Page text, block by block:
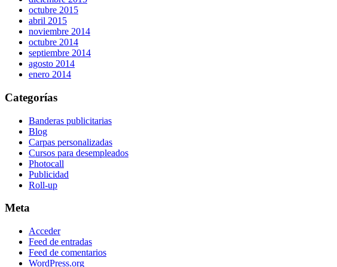
octubre 2015
abril 2015
noviembre 2014
octubre 2014
septiembre 2014
agosto 2014
enero 2014
Categorías
Banderas publicitarias
Blog
Carpas personalizadas
Cursos para desempleados
Photocall
Publicidad
Roll-up
Meta
Acceder
Feed de entradas
Feed de comentarios
WordPress.org